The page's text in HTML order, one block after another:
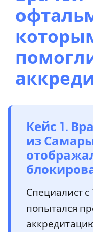
Кейс 1.
из
Специалист
попытался